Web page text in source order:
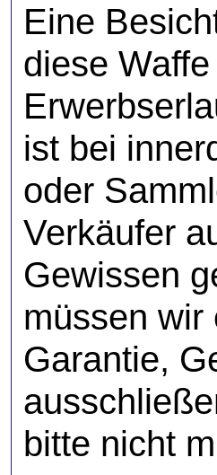
Eine
diese
ist bei
oder
Verkäufer
Gewissen
müssen wir
Garantie,
bitte nicht